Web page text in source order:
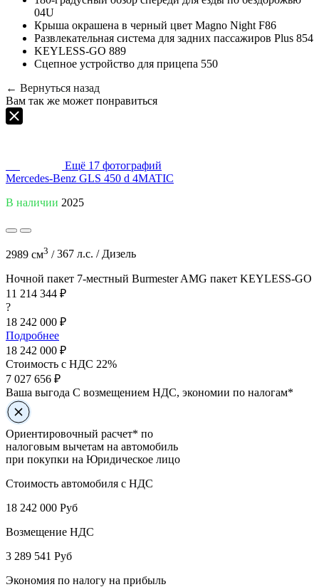
04U
Крыша окрашена в черный цвет Magno Night F86
Развлекательная система для задних пассажиров Plus 854
KEYLESS-GO 889
Сцепное устройство для прицепа 550
← Вернуться назад
Вам так же может понравиться
Ещё 17 фотографий
Mercedes-Benz GLS 450 d 4MATIC
В наличии 2025
2989 см3 /367 л.с. /Дизель
Ночной пакет 7-местный Burmester AMG пакет KEYLESS-GO
11 214 344 ₽
?
18 242 000 ₽
Подробнее
18 242 000 ₽
Стоимость с НДС 22%
7 027 656 ₽
Ваша выгода С возмещением НДС, экономии по налогам*
Ориентировочный расчет* по
налоговым вычетам на автомобиль
при покупки на Юридическое лицо
Стоимость автомобиля с НДС
18 242 000 Руб
Возмещение НДС
3 289 541 Руб
Экономия по налогу на прибыль